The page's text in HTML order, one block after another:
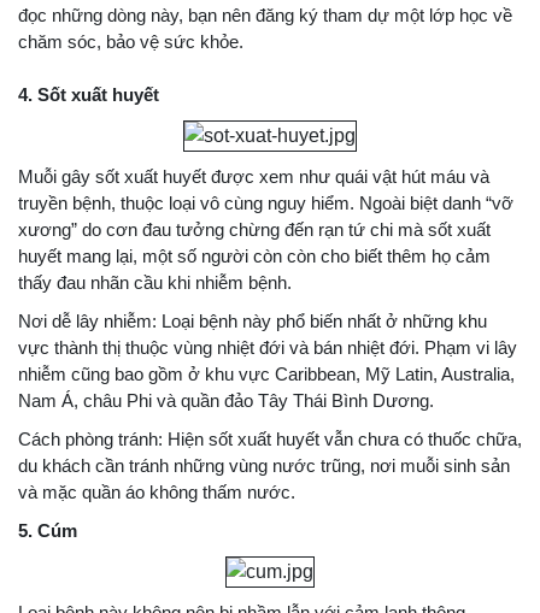
đọc những dòng này, bạn nên đăng ký tham dự một lớp học về
chăm sóc, bảo vệ sức khỏe.
4. Sốt xuất huyết
Muỗi gây sốt xuất huyết được xem như quái vật hút máu và
truyền bệnh, thuộc loại vô cùng nguy hiểm. Ngoài biệt danh “vỡ
xương” do cơn đau tưởng chừng đến rạn tứ chi mà sốt xuất
huyết mang lại, một số người còn còn cho biết thêm họ cảm
thấy đau nhãn cầu khi nhiễm bệnh.
Nơi dễ lây nhiễm: Loại bệnh này phổ biến nhất ở những khu
vực thành thị thuộc vùng nhiệt đới và bán nhiệt đới. Phạm vi lây
nhiễm cũng bao gồm ở khu vực Caribbean, Mỹ Latin, Australia,
Nam Á, châu Phi và quần đảo Tây Thái Bình Dương.
Cách phòng tránh: Hiện sốt xuất huyết vẫn chưa có thuốc chữa,
du khách cần tránh những vùng nước trũng, nơi muỗi sinh sản
và mặc quần áo không thấm nước.
5. Cúm